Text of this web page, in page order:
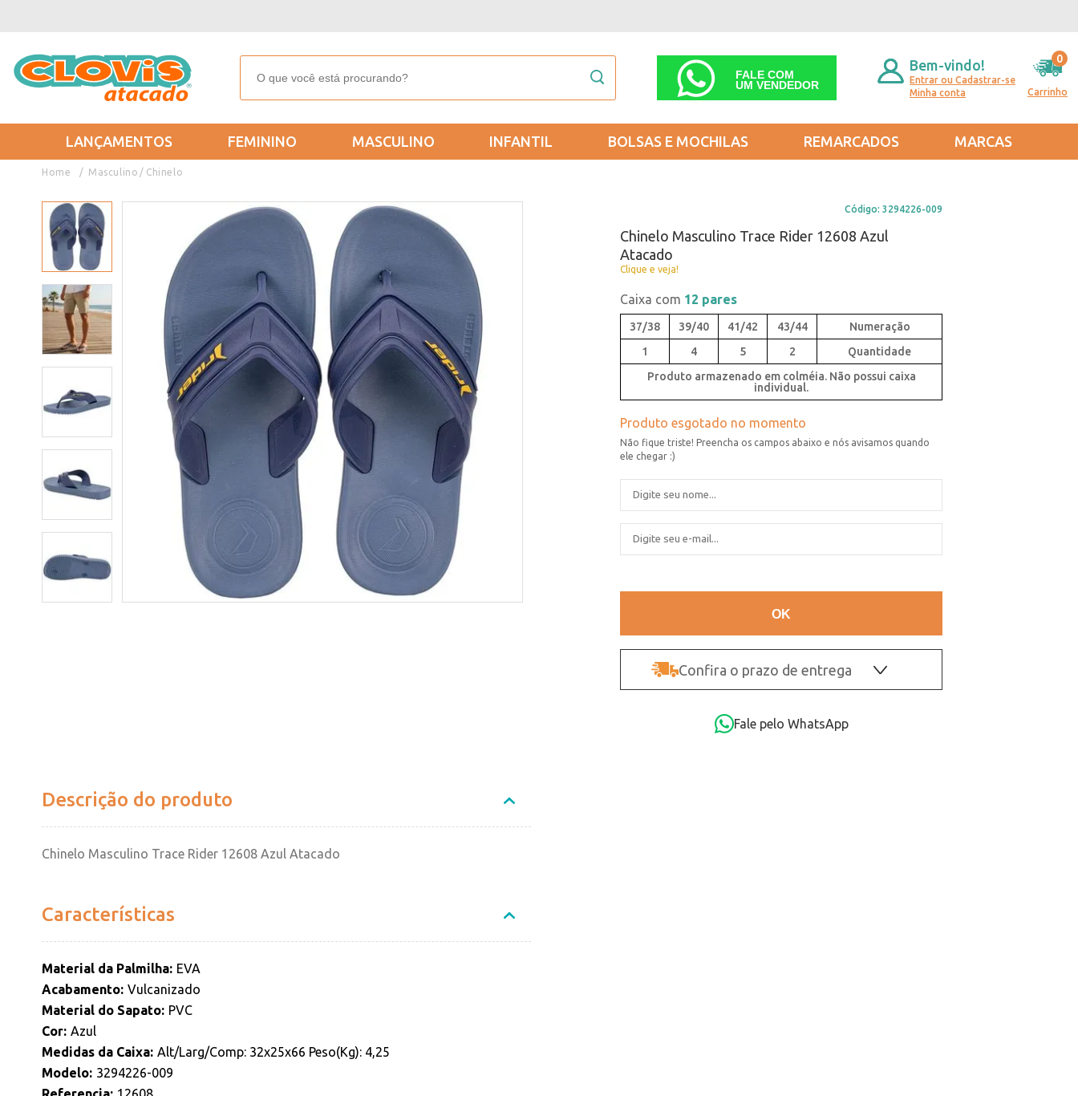
FALE COM
UM VENDEDOR
Bem-vindo!
Entrar ou Cadastrar-se
Minha conta
Carrinho
0
LANÇAMENTOS FEMININO MASCULINO INFANTIL BOLSAS E MOCHILAS REMARCADOS MARCAS
Masculino Chinelo
Código: 3294226-009
Chinelo Masculino Trace Rider 12608 Azul
Atacado
Clique e veja!
Caixa com 12 pares
37/38 39/40 41/42
43/44
1
4 5 2
Quantidade
Produto armazenado em colméia. Não possui caixa
individual.
Confira o prazo de entrega
Fale pelo WhatsApp
Descrição do produto
Chinelo Masculino Trace Rider 12608 Azul Atacado
Características
Material da Palmilha EVA
Acabamento Vulcanizado
Material do Sapato PVC
Cor Azul
Medidas da Caixa Alt/Larg/Comp: 32x25x66 Peso(Kg): 4,25
Modelo 3294226-009